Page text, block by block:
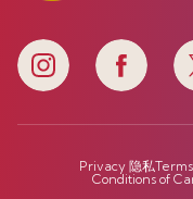
Privacy 隐私
Conditions of